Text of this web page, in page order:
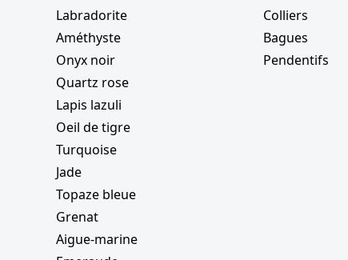
Labradorite
Améthyste
Onyx noir
Quartz rose
Lapis lazuli
Oeil de tigre
Turquoise
Jade
Topaze bleue
Grenat
Aigue-marine
Colliers
Bagues
Pendentifs